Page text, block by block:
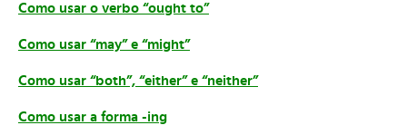
Como usar o verbo “ought to”
Como usar “may” e “might”
Como usar “both”, “either” e “neither”
Como usar a forma -ing